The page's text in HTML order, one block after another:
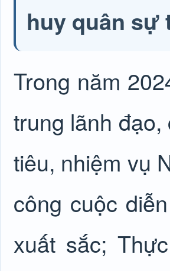
huy quân sự
Trong năm
trung lãnh
tiêu, nhiệm vụ
công cuộc
xuất sắc;